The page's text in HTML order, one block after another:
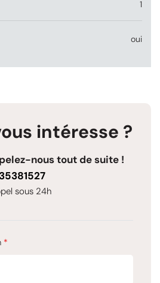
1
oui
intéresse ?
nous tout de suite !
sous 24h
*